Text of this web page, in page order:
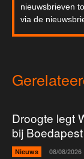
nieuwsbrieven
via de
Droogte legt
bij Boedapest
Nieuws 08/08/2026